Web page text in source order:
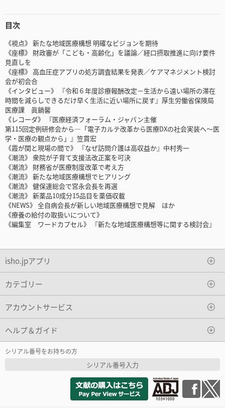
目次
《視点》 新たな地域医療構想 明確なビジョンを期待
《座標》 財政審が「こども・高齢化」を議論／経口摂取推進に向け要件
見直しを
《座標》 高血圧症アプリの処方調査結果を発表／ケアマネジメント検討
会が初会合
《インタビュー》 『令和６年度診療報酬改定－生活から遠い場所の滞在
時間を減らしできるだけ早く生活に近い場所に戻す』厚生労働省保険局
医療課 眞鍋馨
《レコーダ》 『医療経済フォーラム・ジャパン主催
第115回定例研修会から―「電子カルテ改革から医療DXの社会実装へ～医
学・医療の観点から」』笠貫宏
《霞が関と現場の間で》 『なぜ訪問介護は高収益か』中村秀一
《潮流》 衆院が子育て支援法改正案を可決
《潮流》 財務省が医療制度改革で考え方
《潮流》 新たな地域医療構想でヒアリング
《潮流》 健保連総会で宮永会長を再選
《潮流》 新薬品10成分15品目を薬価収載
《NEWS》 全自病会長が新しい地域医療構想で見解 ほか
《療養の給付の取扱いについて》
《編集室 ワードカプセル》 『新たな地域医療構想等に関する検討会』
isho.jpアプリ
カテゴリー
アカウントサービス
ヘルプ＆ガイド
シリアル番号をお持ちの方
シリアル番号入力